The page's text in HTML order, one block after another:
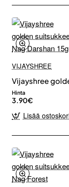
VIJAYSHREE
Vijayshree
Hinta
3.90€
Lisää